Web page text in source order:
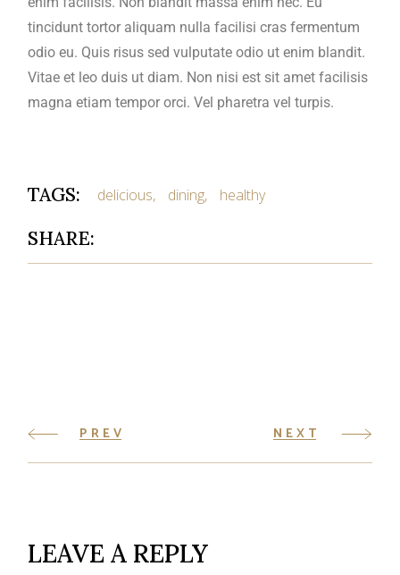
tincidunt tortor aliquam nulla facilisi cras fermentum
odio eu. Quis risus sed vulputate odio ut enim blandit.
Vitae et leo duis ut diam. Non nisi est sit amet facilisis
magna etiam tempor orci. Vel pharetra vel turpis.
TAGS: delicious dining healthy
SHARE:
PREV NEXT
LEAVE A REPLY